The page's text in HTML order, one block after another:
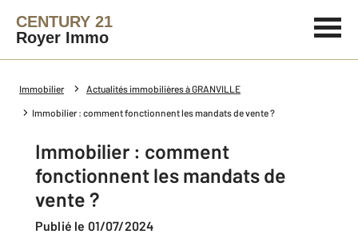
CENTURY 21
Royer Immo
Immobilier Actualités immobilières à GRANVILLE
Immobilier : comment fonctionnent les mandats de vente ?
Immobilier : comment
fonctionnent les mandats de
vente ?
Publié le 01/07/2024